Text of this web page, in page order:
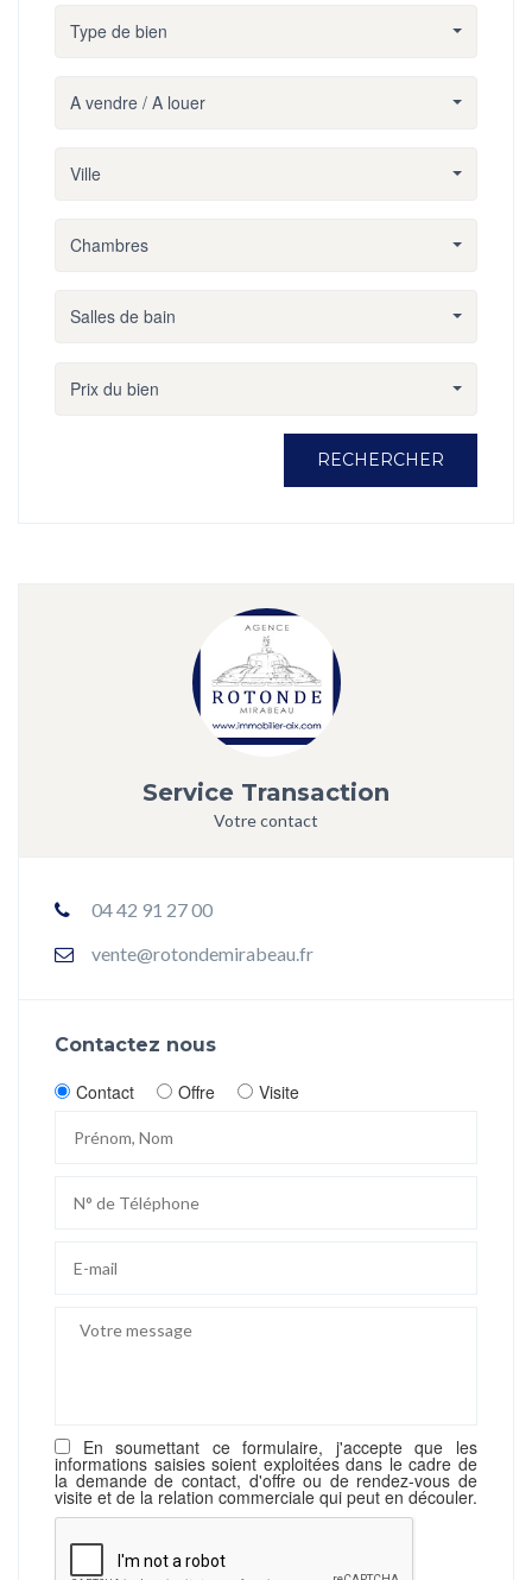
Type de bien
A vendre / A louer
Ville
Chambres
Salles de bain
Prix du bien
RECHERCHER
Service Transaction
Votre contact
04 42 91 27 00
vente@rotondemirabeau.fr
Contactez nous
Contact Offre Visite
En soumettant ce formulaire, j'accepte que les
informations saisies soient exploitées dans le cadre de
la demande de contact, d'offre ou de rendez-vous de
visite et de la relation commerciale qui peut en découler.